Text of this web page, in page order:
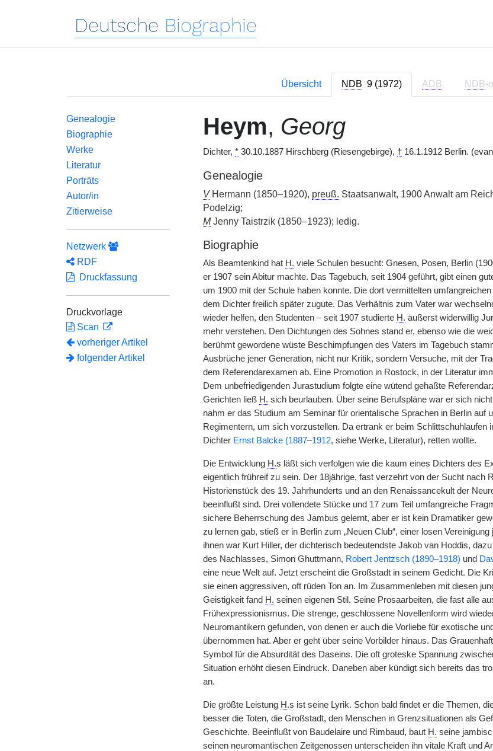
Deutsche Biographie
Übersicht NDB 9 (1972) ADB NDB-
Genealogie
Biographie
Werke
Literatur
Porträts
Autor/in
Zitierweise
Netzwerk
RDF
Druckfassung
Druckvorlage
Scan
vorheriger Artikel
folgender Artikel
Heym, Georg
Dichter, *30.10.1887 Hirschberg (Riesengebirge), †16.1.1912 Berlin.
Genealogie
VHermann (1850–1920), preuß. Staatsanwalt, 1900 Anwalt am
Podelzig;
MJenny Taistrzik (1850–1923); ledig.
Biographie
Als Beamtenkind hat H. viele Schulen besucht: Gnesen, Posen, Berlin
er 1907 sein Abitur machte. Das Tagebuch, seit 1904 geführt, gibt einen
um 1900 mit der Schule haben konnte. Die dort vermittelten
dem Dichter freilich später zugute. Das Verhältnis zum Vater war
wieder helfen, den Studenten – seit 1907 studierte H. äußerst widerwillig
mehr verstehen. Den Dichtungen des Sohnes stand er, ebenso wie die
berühmt gewordene wüste Beschimpfungen des Vaters im Tagebuch
Ausbrüche jener Generation, nicht nur Kritik, sondern Versuche, mit der
dem Referendarexamen ab. Eine Promotion in Rostock, in der Literatur
Dem unbefriedigenden Jurastudium folgte eine wütend gehaßte
Gerichten ließ H. sich beurlauben. Über seine Berufspläne war er sich
nahm er das Studium am Seminar für orientalische Sprachen in Berlin auf
Regimentern, um sich vorzustellen. Da ertrank er beim Schlittschuhlaufen
Dichter Ernst Balcke (1887–1912, siehe Werke, Literatur), retten wollte.
Die Entwicklung H.s läßt sich verfolgen wie die kaum eines Dichters des
eigentlich frühreif zu sein. Der 18jährige, fast verzehrt von der Sucht nach
Historienstück des 19. Jahrhunderts und an den Renaissancekult der
beeinflußt sind. Drei vollendete Stücke und 17 zum Teil umfangreiche
sichere Beherrschung des Jambus gelernt, aber er ist kein Dramatiker
zu lernen gab, stieß er in Berlin zum „Neuen Club“, einer losen
ihnen war Kurt Hiller, der dichterisch bedeutendste Jakob van Hoddis,
des Nachlasses, Simon Ghuttmann, Robert Jentzsch (1890–1918) und
eine neue Welt auf. Jetzt erscheint die Großstadt in seinem Gedicht. Die
sie einen aggressiven, oft rüden Ton an. Im Zusammenleben mit diesen
Geistigkeit fand H. seinen eigenen Stil. Seine Prosaarbeiten, die fast alle
Frühexpressionismus. Die strenge, geschlossene Novellenform wird
Neuromantikern gefunden, von denen er auch die Vorliebe für exotische
übernommen hat. Aber er geht über seine Vorbilder hinaus. Das
Symbol für die Absurdität des Daseins. Die oft groteske Spannung
Situation erhöht diesen Eindruck. Daneben aber kündigt sich bereits das
an.
Die größte Leistung H.s ist seine Lyrik. Schon bald findet er die Themen,
besser die Toten, die Großstadt, den Menschen in Grenzsituationen als
Geschichte. Beeinflußt von Baudelaire und Rimbaud, baut H. seine
seinen neuromantischen Zeitgenossen unterscheiden ihn vitale Kraft und